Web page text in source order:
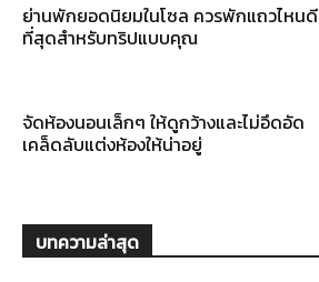
ย่านพักยอดนิยมในโซล ควรพักแถวไหนดี
ที่สุดสำหรับทริปแบบคุณ
จัดห้องนอนเล็กๆ ให้ดูกว้างและไม่อึดอัด
เคล็ดลับแต่งห้องให้น่าอยู่
บทความล่าสุด